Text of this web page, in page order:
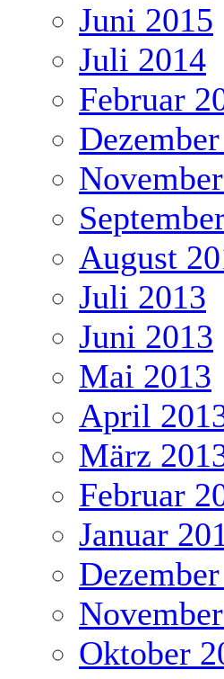
Juni 2015
Juli 2014
Februar
August
Juli 2013
Juni 2013
Mai 2013
April
März
Februar
Januar
Oktober